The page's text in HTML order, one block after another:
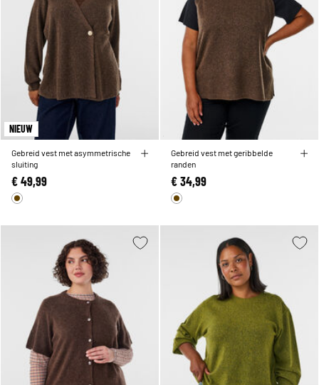
NIEUW
Gebreid vest met asymmetrische
sluiting
€ 49,99
Gebreid vest met geribbelde
randen
€ 34,99